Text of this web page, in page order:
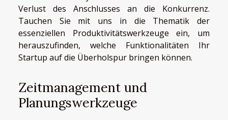
Verlust des Anschlusses an die Konkurrenz.
Tauchen Sie mit uns in die Thematik der
essenziellen Produktivitätswerkzeuge ein, um
herauszufinden, welche Funktionalitäten Ihr
Startup auf die Überholspur bringen können.
Zeitmanagement und
Planungswerkzeuge